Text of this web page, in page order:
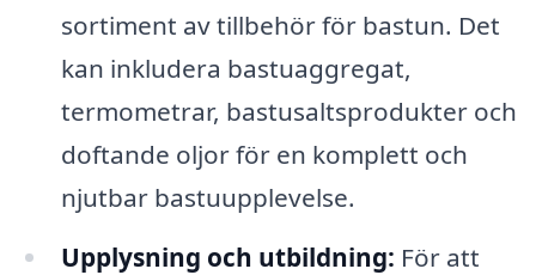
sortiment av tillbehör för bastun. Det
kan inkludera bastuaggregat,
termometrar, bastusaltsprodukter och
doftande oljor för en komplett och
njutbar bastuupplevelse.
Upplysning och utbildning: För att